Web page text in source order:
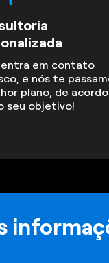
entra em contato
e nós te
plano, de acordo
seu objetivo!